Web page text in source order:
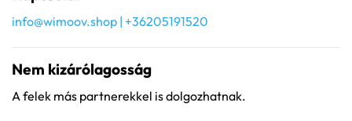
info@wimoov.shop | +36205191520
Nem kizárólagosság
A felek más partnerekkel is dolgozhatnak.